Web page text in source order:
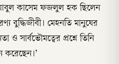
আবুল কাসেম ফজলুল হক ছিলেন
বুদ্ধিজীবী। মেহনতি মানুষের
ও সার্বভৌমত্বের প্রশ্নে তিনি